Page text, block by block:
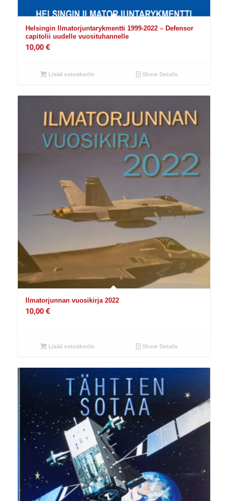
Helsingin Ilmatorjuntarykmentti 1999-2022 – Defensor
capitolii uudelle vuosituhannelle
10,00€
Lisää ostoskoriin Show Details
Ilmatorjunnan vuosikirja 2022
10,00€
Lisää ostoskoriin Show Details